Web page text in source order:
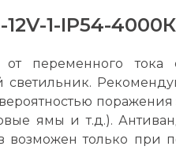
1-IP54-
переменного тока
поражения
ямы и т.д.).
возможен только при